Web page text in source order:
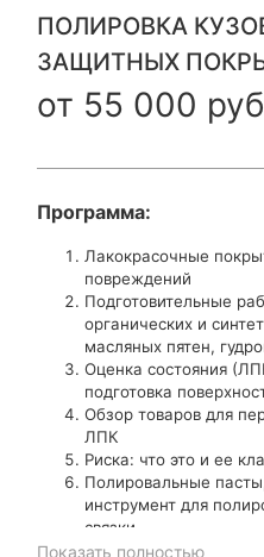
ПОЛИРОВКА
ЗАЩИТНЫХ
от 55 000
Программа:
Лакокрасочные
повреждений
Подготовительные
органических и
масляных пятен,
Оценка состояния
подготовка
Обзор товаров для
ЛПК
Риска: что это и ее
Полировальные
инструмент для
связки
(инструмент +
Показать полностью